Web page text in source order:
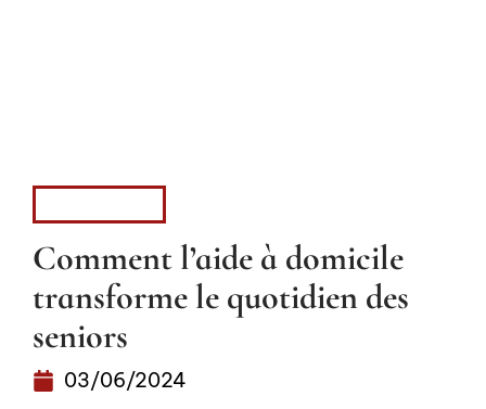
Comment l’aide à domicile
transforme le quotidien des
seniors
03/06/2024